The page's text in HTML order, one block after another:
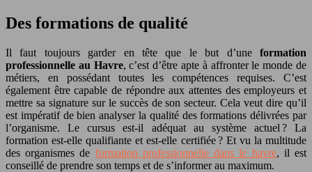
Des formations de qualité
Il faut toujours garder en tête que le but d’une formation
professionnelle au Havre, c’est d’être apte à affronter le monde de
métiers, en possédant toutes les compétences requises. C’est
également être capable de répondre aux attentes des employeurs et
mettre sa signature sur le succès de son secteur. Cela veut dire qu’il
est impératif de bien analyser la qualité des formations délivrées par
l’organisme. Le cursus est-il adéquat au système actuel ? La
formation est-elle qualifiante et est-elle certifiée ? Et vu la multitude
des organismes de formation professionnelle dans le havre, il est
conseillé de prendre son temps et de s’informer au maximum.